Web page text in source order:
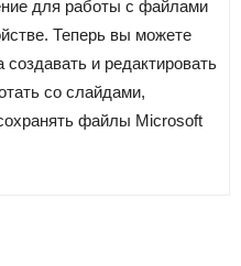
для работы с файлами
Теперь вы можете
и редактировать
со слайдами,
файлы Microsoft